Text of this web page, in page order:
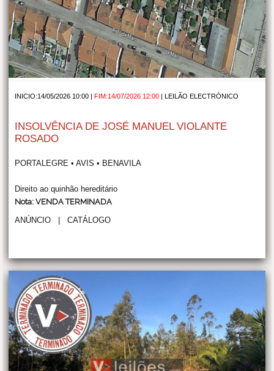
INICIO:14/05/2026 10:00 |FIM:14/07/2026 12:00 |LEILÃO ELECTRÓNICO
INSOLVÊNCIA DE JOSÉ MANUEL VIOLANTE
ROSADO
PORTALEGRE • AVIS • BENAVILA
Direito ao quinhão hereditário
Nota: VENDA TERMINADA
ANÚNCIO |CATÁLOGO